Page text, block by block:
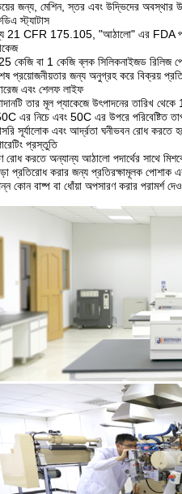
জন্য, মেশিন, স্তর এবং উদ্ভিদের অবস্থার
স্ট্যাটাস
21 CFR 175.105, "আঠালো" এর FDA
কেজি বা 1 কেজি ব্লক সিলিকনাইজড রিলিজ
প্রয়োজনীয়তার জন্য অনুগ্রহ করে বিক্রয়
এবং শেলফ লাইফ
তার মূল প্যাকেজে উৎপাদনের তারিখ
এর নিচে এবং 50C এর উপরে পরিবেষ্টিত
সূর্যালোক এবং আর্দ্রতা ঘনীভবন রোধ করতে
প্রস্তুতি
রোধ করতে অন্যান্য আঠালো পদার্থের সাথে
প্রতিরোধ করার জন্য প্রতিরক্ষামূলক পোশাক
কোন বাষ্প বা ধোঁয়া অপসারণ করার পরামর্শ